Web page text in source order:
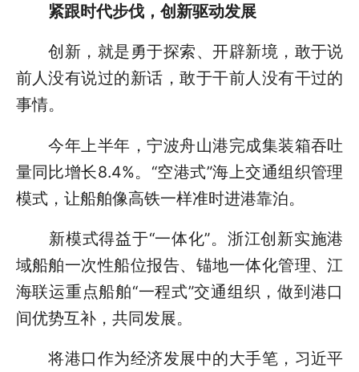
紧跟时代步伐，创新驱动发展
创新，就是勇于探索、开辟新境，敢于说
前人没有说过的新话，敢于干前人没有干过的
事情。
今年上半年，宁波舟山港完成集装箱吞吐
量同比增长8.4%。“空港式”海上交通组织管理
模式，让船舶像高铁一样准时进港靠泊。
新模式得益于“一体化”。浙江创新实施港
域船舶一次性船位报告、锚地一体化管理、江
海联运重点船舶“一程式”交通组织，做到港口
间优势互补，共同发展。
将港口作为经济发展中的大手笔，习近平